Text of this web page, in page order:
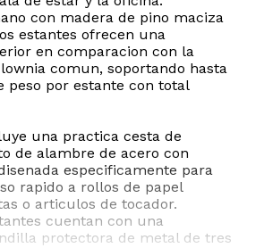
con madera de pino maciza
estantes ofrecen una
en comparacion con la
comun, soportando hasta
peso por estante con total
una practica cesta de
de alambre de acero con
especificamente para
rapido a rollos de papel
o articulos de tocador.
cuentan con una
protectora de metal de tres